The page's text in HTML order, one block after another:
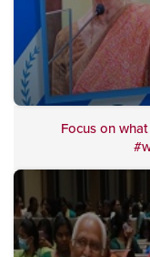
Focus on